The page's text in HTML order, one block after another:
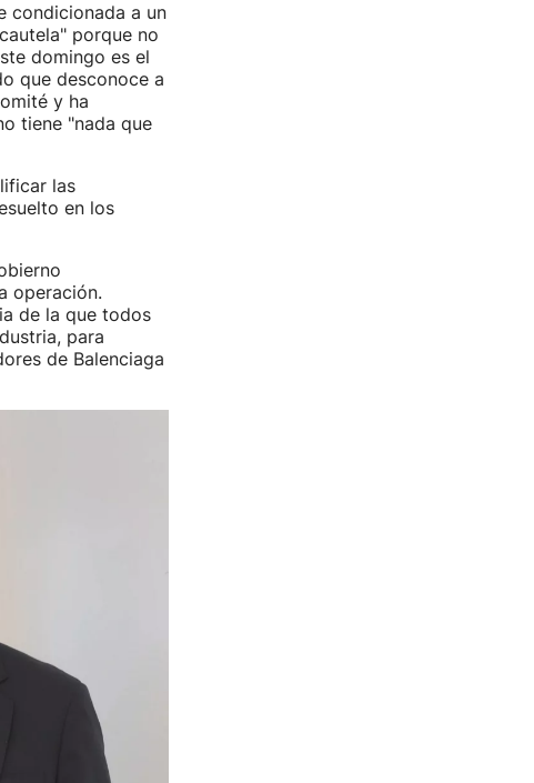
condicionada a un
porque no
domingo es el
que desconoce a
y ha
tiene "nada que
las
en los
operación.
de la que todos
para
de Balenciaga